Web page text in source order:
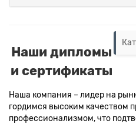
Наши дипломы
и сертификаты
Наша компания – лидер на
гордимся высоким качеством
профессионализмом, что